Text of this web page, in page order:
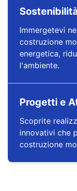
Immergetevi
costruzione
energetica,
l'ambiente.
Progetti e
Scoprite
innovativi che
costruzione